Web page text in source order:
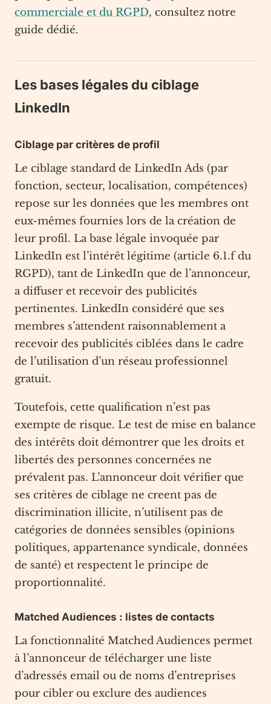
commerciale et du RGPD, consultez notre
guide dédié.
Les bases légales du ciblage
LinkedIn
Ciblage par critères de profil
Le ciblage standard de LinkedIn Ads (par
fonction, secteur, localisation, compétences)
repose sur les données que les membres ont
eux-mêmes fournies lors de la création de
leur profil. La base légale invoquée par
LinkedIn est l’intérêt légitime (article 6.1.f du
RGPD), tant de LinkedIn que de l’annonceur,
a diffuser et recevoir des publicités
pertinentes. LinkedIn considéré que ses
membres s’attendent raisonnablement a
recevoir des publicités ciblées dans le cadre
de l’utilisation d’un réseau professionnel
gratuit.
Toutefois, cette qualification n’est pas
exempte de risque. Le test de mise en balance
des intérêts doit démontrer que les droits et
libertés des personnes concernées ne
prévalent pas. L’annonceur doit vérifier que
ses critères de ciblage ne creent pas de
discrimination illicite, n’utilisent pas de
catégories de données sensibles (opinions
politiques, appartenance syndicale, données
de santé) et respectent le principe de
proportionnalité.
Matched Audiences : listes de contacts
La fonctionnalité Matched Audiences permet
à l’annonceur de télécharger une liste
d’adressés email ou de noms d’entreprises
pour cibler ou exclure des audiences